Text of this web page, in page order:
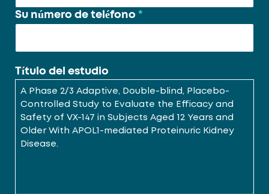
Su número de teléfono *
Título del estudio